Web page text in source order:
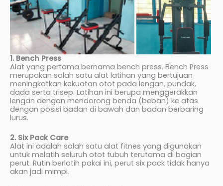
1. Bench Press
Alat yang pertama bernama bench press. Bench Press
merupakan salah satu alat latihan yang bertujuan
meningkatkan kekuatan otot pada lengan, pundak,
dada serta trisep. Latihan ini berupa menggerakkan
lengan dengan mendorong benda (beban) ke atas
dengan posisi badan di bawah dan badan berbaring
lurus.
2. Six Pack Care
Alat ini adalah salah satu alat fitnes yang digunakan
untuk melatih seluruh otot tubuh terutama di bagian
perut. Rutin berlatih pakai ini, perut six pack tidak hanya
akan jadi mimpi.